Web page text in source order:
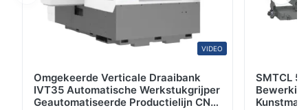
VIDEO
Omgekeerde Verticale Draaibank
IVT35 Automatische Werkstukgrijper
Geautomatiseerde Productielijn CNC
SMTCL 5